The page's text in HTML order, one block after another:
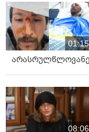
01:15
08:06